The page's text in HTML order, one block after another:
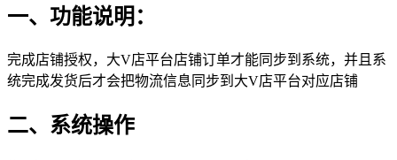
一、功能说明：
完成店铺授权，大V店平台店铺订单才能同步到系统，并且系
统完成发货后才会把物流信息同步到大V店平台对应店铺
二、系统操作